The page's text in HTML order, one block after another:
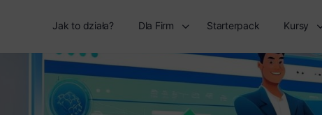
Jak to działa? Dla Firm Starterpack Kursy